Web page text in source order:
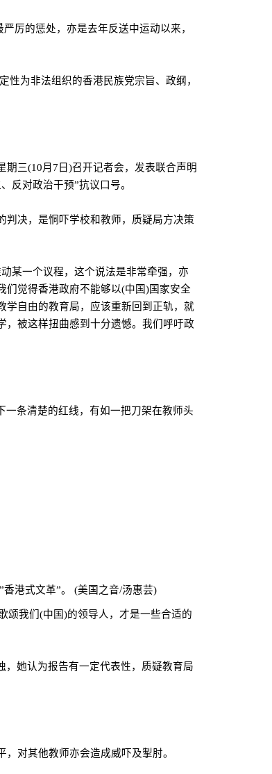
厉的惩处，亦是去年反送中运动以来，
为非法组织的香港民族党宗旨、政纲，
期三(10月 7 日 )召开记者会，发表联合声明
反对政治干预”抗议口号。
判决，是恫吓学校和教师，质疑局方决策
某一个议程，这个说法是非常牵强，亦
们觉得香港政府不能够以(中国)国家安全
学自由的教育局，应该重新回到正轨，就
，被这样扭曲感到十分遗憾。我们呼吁政
条清楚的红线，有如一把刀架在教师头
港式文革”。 (美国之音/汤惠芸)
颂我们 (中国)的领导人，才是一些合适的
她认为报告有一定代表性，质疑教育局
对其他教师亦会造成威吓及掣肘。